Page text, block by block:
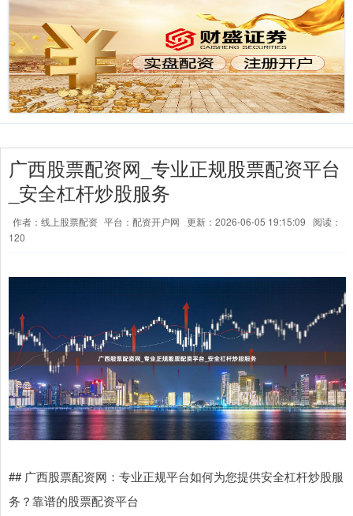
广西股票配资网_专业正规股票配资平台
_安全杠杆炒股服务
作者：线上股票配资 平台：配资开户网 更新：2026-06-05 19:15:09
阅读：
120
## 广西股票配资网：专业正规平台如何为您提供安全杠杆炒股服
务？靠谱的股票配资平台